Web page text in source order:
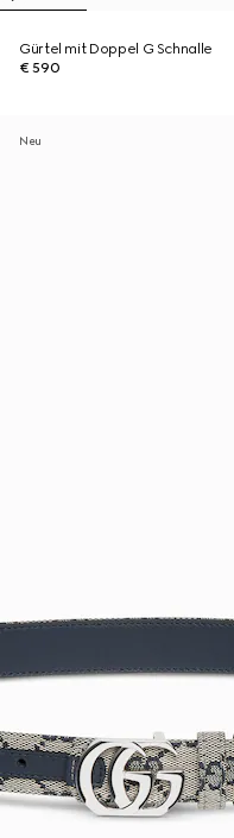
Gürtel mit Doppel G Schnalle
€ 590
Neu